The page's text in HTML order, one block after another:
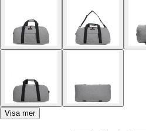
Visa mer